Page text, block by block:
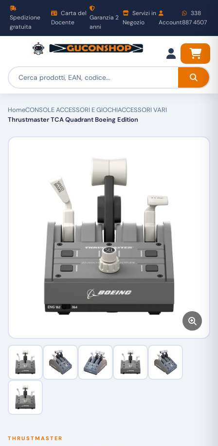
Spedizione
gratuita
Carta del
Docente
Garanzia 2
anni
Servizi in
Negozio
Account
338
887 4507
HomeCONSOLE ACCESSORI E GIOCHIACCESSORI VARI
Thrustmaster TCA Quadrant Boeing Edition
THRUSTMASTER